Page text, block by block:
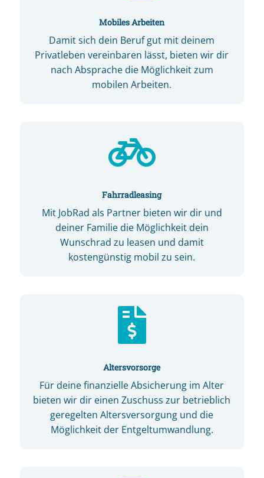
Mobiles Arbeiten
Damit sich dein Beruf gut mit deinem
Privatleben vereinbaren lässt, bieten wir dir
nach Absprache die Möglichkeit zum
mobilen Arbeiten.

Fahrradleasing
Mit JobRad als Partner bieten wir dir und
deiner Familie die Möglichkeit dein
Wunschrad zu leasen und damit
kostengünstig mobil zu sein.

Altersvorsorge
Für deine finanzielle Absicherung im Alter
bieten wir dir einen Zuschuss zur betrieblich
geregelten Altersversorgung und die
Möglichkeit der Entgeltumwandlung.